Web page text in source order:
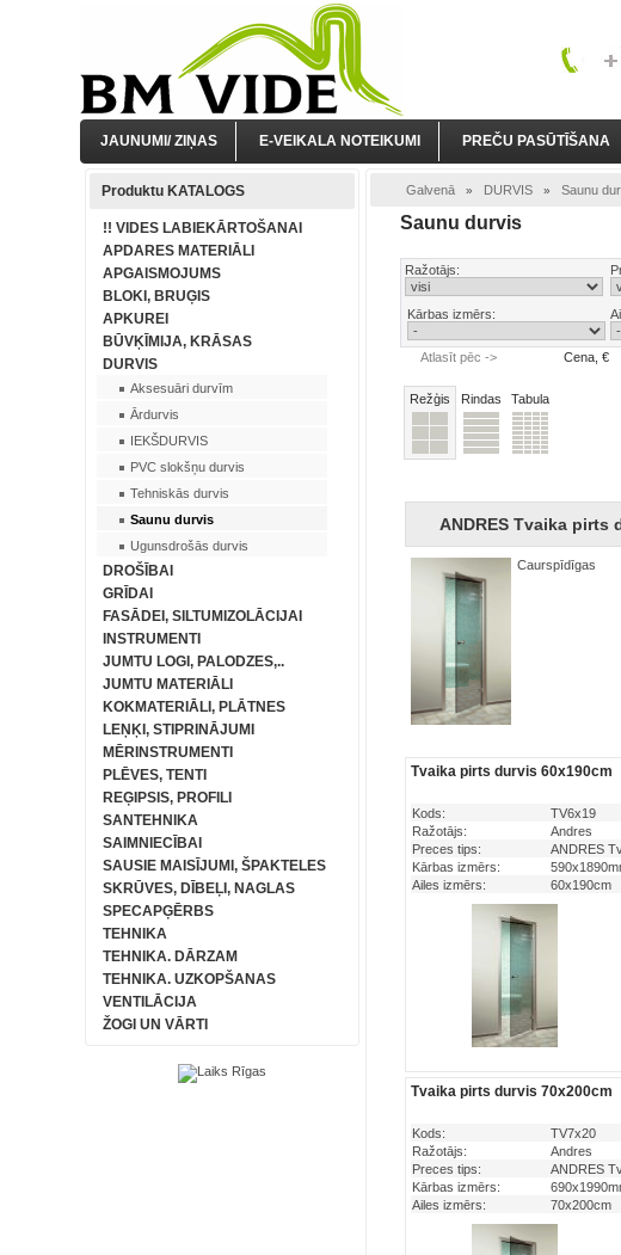
JAUNUMI/ ZIŅAS E-VEIKALA NOTEIKUMI PREČU PASŪTĪŠANA
Produktu KATALOGS
!! VIDES LABIEKĀRTOŠANAI
APDARES MATERIĀLI
APGAISMOJUMS
BLOKI, BRUĢIS
APKUREI
BŪVĶĪMIJA, KRĀSAS
DURVIS
Aksesuāri durvīm
Ārdurvis
IEKŠDURVIS
PVC slokšņu durvis
Tehniskās durvis
Saunu durvis
Ugunsdrošās durvis
DROŠĪBAI
GRĪDAI
FASĀDEI, SILTUMIZOLĀCIJAI
INSTRUMENTI
JUMTU LOGI, PALODZES,..
JUMTU MATERIĀLI
KOKMATERIĀLI, PLĀTNES
LEŅĶI, STIPRINĀJUMI
MĒRINSTRUMENTI
PLĒVES, TENTI
REĢIPSIS, PROFILI
SANTEHNIKA
SAIMNIECĪBAI
SAUSIE MAISĪJUMI, ŠPAKTELES
SKRŪVES, DĪBEĻI, NAGLAS
SPECAPĢĒRBS
TEHNIKA
TEHNIKA. DĀRZAM
TEHNIKA. UZKOPŠANAS
VENTILĀCIJA
ŽOGI UN VĀRTI
Galvenā» DURVIS» Saunu
Saunu durvis
Ražotājs:
Kārbas izmērs:
Atlasīt pēc -> Cena, €
Režģis Rindas Tabula
ANDRES Tvaika pirts
Caurspīdīgas
Tvaika pirts durvis 60x190cm
Kods:
TV6x19
Ražotājs:
Andres
Preces tips:
ANDRES
Kārbas izmērs:
Ailes izmērs:
60x190cm
Tvaika pirts durvis 70x200cm
Kods:
TV7x20
Ražotājs:
Andres
Preces tips:
ANDRES
Kārbas izmērs:
Ailes izmērs:
70x200cm